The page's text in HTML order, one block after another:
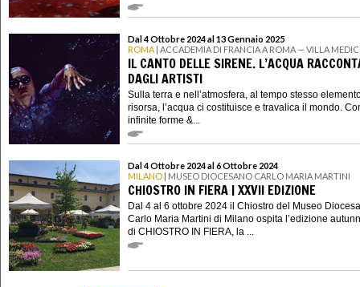
Dal 4 Ottobre 2024 al 13 Gennaio 2025
ROMA | ACCADEMIA DI FRANCIA A ROMA — VILLA
IL CANTO DELLE SIRENE. L’ACQUA
DAGLI ARTISTI
Sulla terra e nell’atmosfera, al tempo stesso
risorsa, l’acqua ci costituisce e travalica il mondo.
infinite forme &...
Dal 4 Ottobre 2024 al 6 Ottobre 2024
MILANO | MUSEO DIOCESANO CARLO MARIA MARTINI
CHIOSTRO IN FIERA | XXVII EDIZIONE
Dal 4 al 6 ottobre 2024 il Chiostro del Museo
Carlo Maria Martini di Milano ospita l’edizione
di CHIOSTRO IN FIERA, la ...